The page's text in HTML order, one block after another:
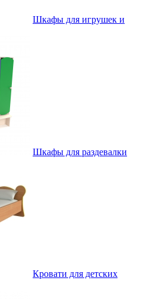
Шкафы для игрушек и
Шкафы для раздевалки
Кровати для детских